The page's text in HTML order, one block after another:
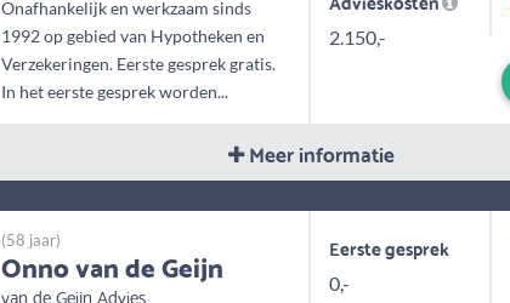
Onafhankelijk en werkzaam sinds
1992 op gebied van Hypotheken en
Verzekeringen. Eerste gesprek gratis.
In het eerste gesprek worden...
2.150,-
Meer informatie
(58 jaar)
Onno van de Geijn
van de Geijn Advies
Eerste gesprek
0,-